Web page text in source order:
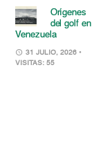
Orígenes
del golf en
Venezuela
31 JULIO, 2026 •
VISITAS: 55